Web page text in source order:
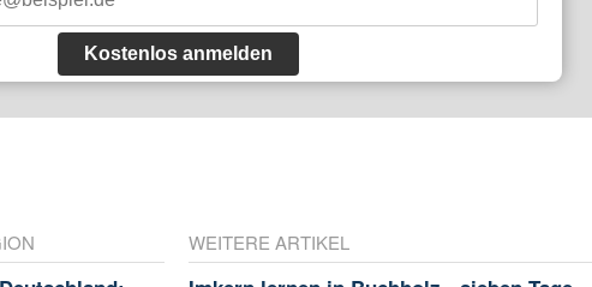
Kostenlos anmelden
WEITERE ARTIKEL